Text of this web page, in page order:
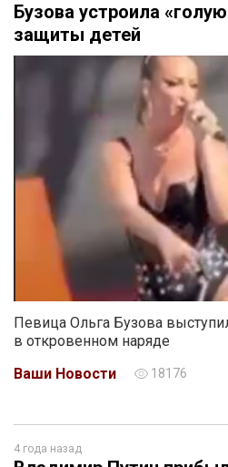
Бузова устроила
защиты детей
Певица Ольга Бузова
в откровенном наряде
Ваши Новости
18176
4 года назад